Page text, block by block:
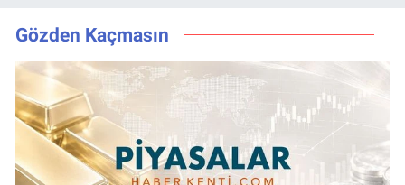
Gözden Kaçmasın